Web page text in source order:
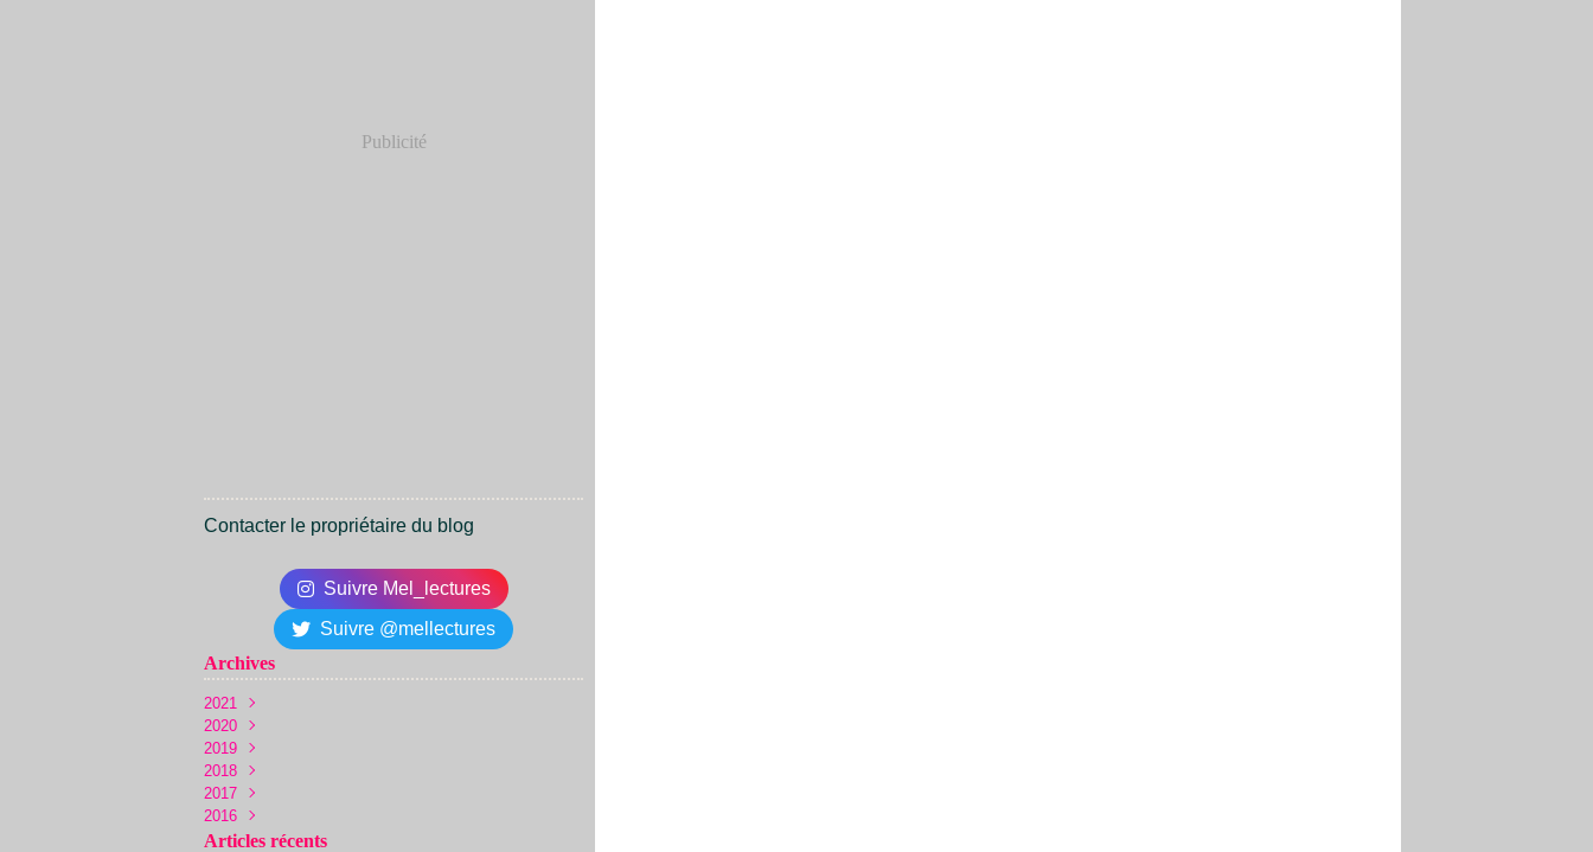
Publicité
Contacter le propriétaire du blog
Suivre Mel_lectures
Suivre @mellectures
Archives
2021
Juin
2020
Décembre
Novembre
Octobre
Juin
Mai(3)
2019
Novembre
Octobre
Septembre
Août(19)
2018
Décembre
Novembre
Octobre(24)
2017
Décembre
Novembre(36)
2016
Décembre(14)
Articles récents